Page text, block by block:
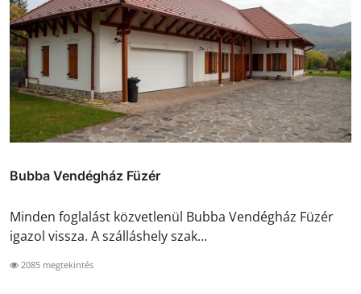
Bubba Vendégház Füzér
Minden foglalást közvetlenül Bubba Vendégház Füzér
igazol vissza. A szálláshely szak...
2085 megtekintés